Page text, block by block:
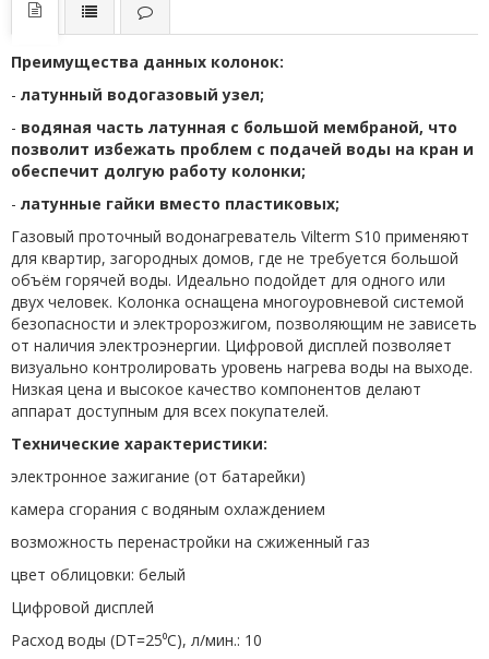
Преимущества данных колонок:
- латунный водогазовый узел;
- водяная часть латунная с большой мембраной, что
позволит избежать проблем с подачей воды на кран и
обеспечит долгую работу колонки;
- латунные гайки вместо пластиковых;
Газовый проточный водонагреватель Vilterm S10 применяют
для квартир, загородных домов, где не требуется большой
объём горячей воды. Идеально подойдет для одного или
двух человек. Колонка оснащена многоуровневой системой
безопасности и электророзжигом, позволяющим не зависеть
от наличия электроэнергии. Цифровой дисплей позволяет
визуально контролировать уровень нагрева воды на выходе.
Низкая цена и высокое качество компонентов делают
аппарат доступным для всех покупателей.
Технические характеристики:
электронное зажигание (от батарейки)
камера сгорания с водяным охлаждением
возможность перенастройки на сжиженный газ
цвет облицовки: белый
Цифровой дисплей
Расход воды (DT=25⁰С), л/мин.: 10